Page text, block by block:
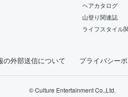
ヘアカタログ
山登り関連誌
ライフスタイル
の外部送信について プライバシー
© Culture Entertainment Co.,Ltd.